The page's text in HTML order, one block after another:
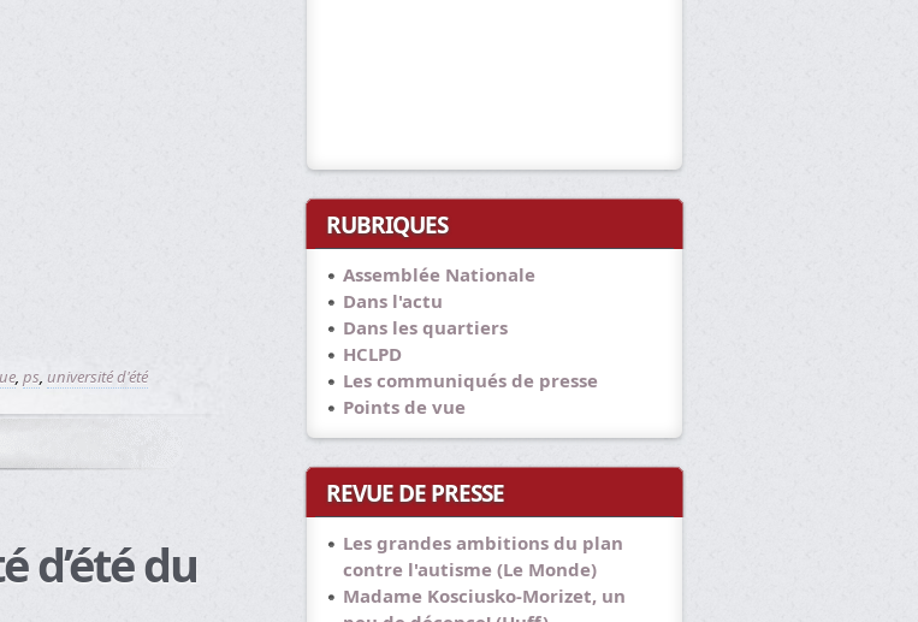
, ps, université d'été
d’été du
RUBRIQUES
Assemblée Nationale
Dans l'actu
Dans les quartiers
HCLPD
Les communiqués de presse
Points de vue
REVUE DE PRESSE
Les grandes ambitions du plan
contre l'autisme (Le Monde)
Madame Kosciusko-Morizet, un